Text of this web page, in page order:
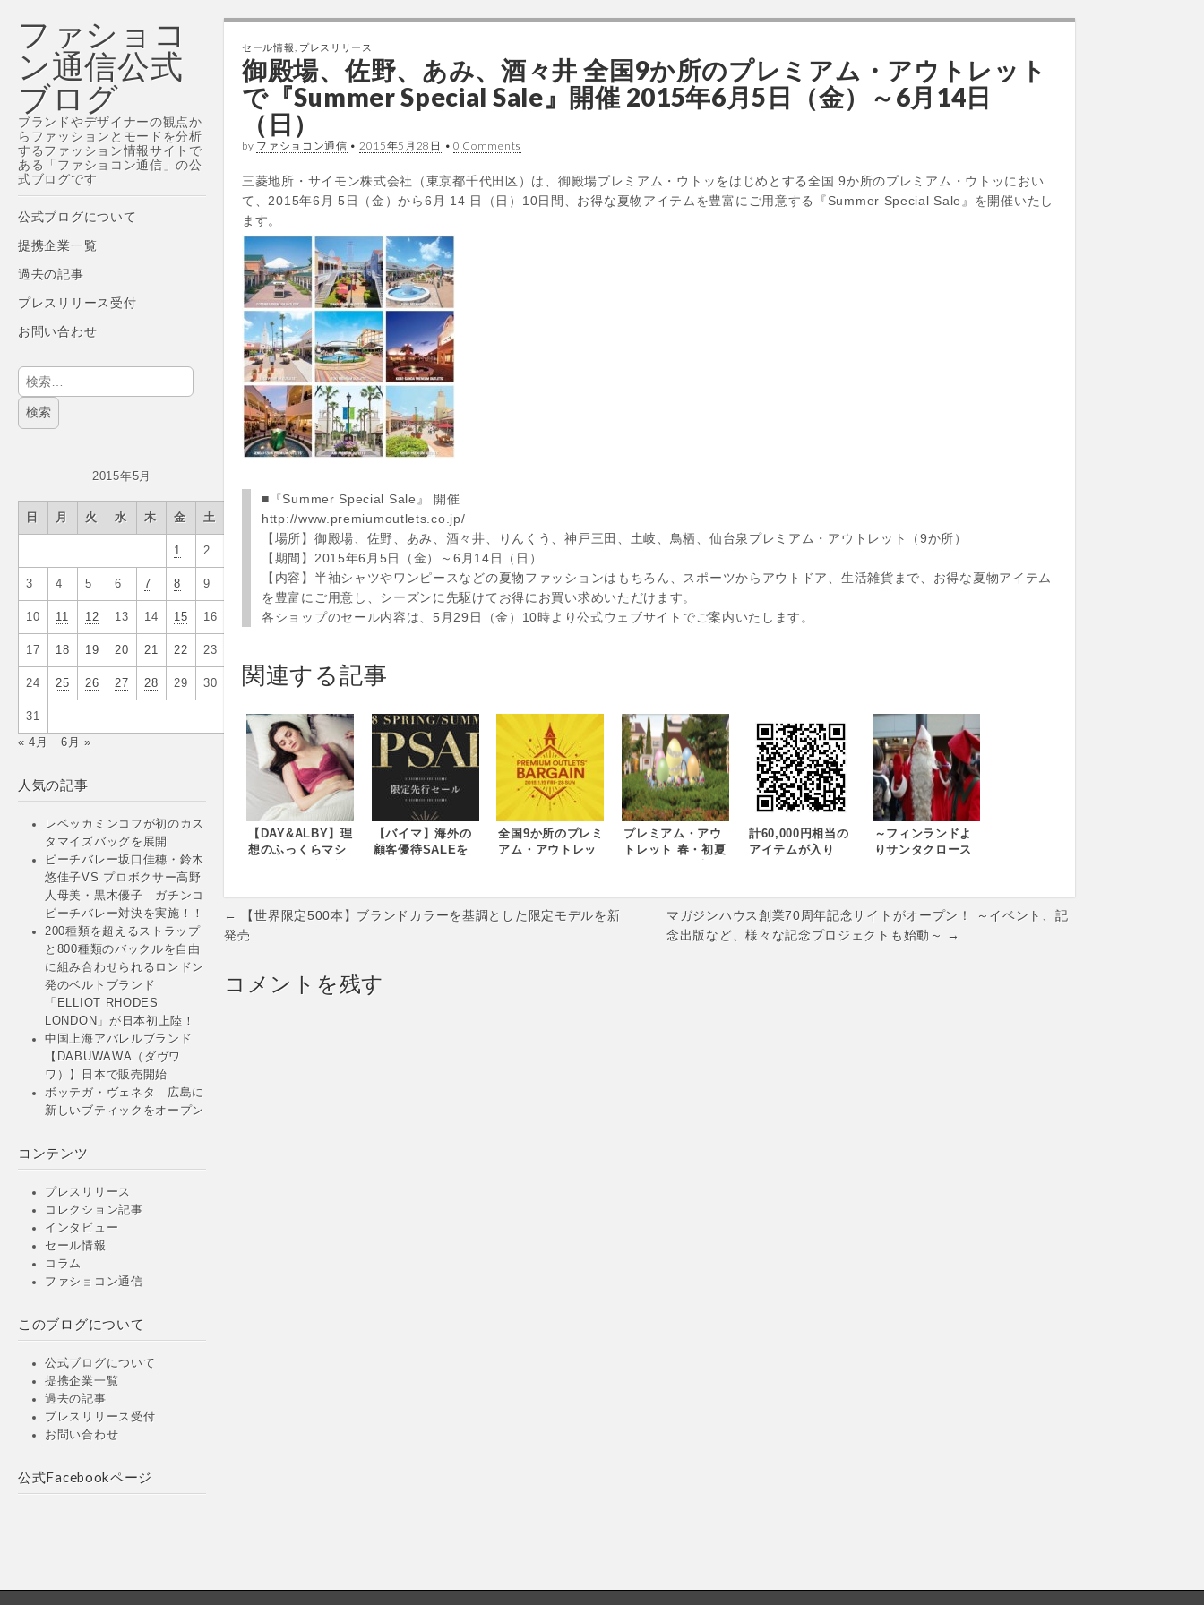
ファショコ
ン通信公式
ブログ
ブランドやデザイナーの観点か
らファッションとモードを分析
するファッション情報サイトで
ある「ファショコン通信」の公
式ブログです
Main
menu
Skip
content
公式ブログについて
提携企業一覧
過去の記事
プレスリリース受付
お問い合わせ
検
索:
2015年5月
日 月 火 水 木 金 土
1 2
3 4 5 6 7 8 9
10 11 12 13 14 15 16
17 18 19 20 21 22 23
24 25 26 27 28 29 30
31
« 4月 6月 »
人気の記事
レベッカミンコフが初のカス
タマイズバッグを展開
ビーチバレー坂口佳穗・鈴木
悠佳子VS プロボクサー高野
人母美・黒木優子 ガチンコ
ビーチバレー対決を実施！！
200種類を超えるストラップ
と800種類のバックルを自由
に組み合わせられるロンドン
発のベルトブランド
「ELLIOT RHODES
LONDON」が日本初上陸！
中国上海アパレルブランド
【DABUWAWA（ダヴワ
ワ）】日本で販売開始
ボッテガ・ヴェネタ 広島に
新しいブティックをオープン
コンテンツ
プレスリリース
コレクション記事
インタビュー
セール情報
コラム
ファショコン通信
このブログについて
公式ブログについて
提携企業一覧
過去の記事
プレスリリース受付
お問い合わせ
公式Facebookページ
セール情報 プレスリリース
御殿場、佐野、あみ、酒々井 全国9か所のプレミアム・アウトレット
で『Summer Special Sale』開催 2015年6月5日（金）～6月14日
（日）
by ファショコン通信 • 2015年5月28日 • 0 Comments
三菱地所・サイモン株式会社（東京都千代田区）は、御殿場プレミアム・ウトッをはじめとする全国 9か所のプレミアム・ウトッにおい
て、2015年6月 5日（金）から6月 14 日（日）10日間、お得な夏物アイテムを豊富にご用意する『Summer Special Sale』を開催いたし
ます。
■『Summer Special Sale』 開催
http://www.premiumoutlets.co.jp/
【場所】御殿場、佐野、あみ、酒々井、りんくう、神戸三田、土岐、鳥栖、仙台泉プレミアム・アウトレット（9か所）
【期間】2015年6月5日（金）～6月14日（日）
【内容】半袖シャツやワンピースなどの夏物ファッションはもちろん、スポーツからアウトドア、生活雑貨まで、お得な夏物アイテム
を豊富にご用意し、シーズンに先駆けてお得にお買い求めいただけます。
各ショップのセール内容は、5月29日（金）10時より公式ウェブサイトでご案内いたします。
関連する記事
【DAY&ALBY】理
想のふっくらマシ
アップブラ」誕
生。脇肉の流れを
ガードしながら、
月14日（木）よ
り、公式WEBサイ
【バイマ】海外の
顧客優待SALEを
催
https://www.buy
全国9か所のプレミ
アム・アウトレッ
度の特別な10日間
「プレミアム・ア
プレミアム・アウ
トレット 春・初夏
『Spring Special
Sale』3月20日
（金）～29日
（日）開催 初めて
計60,000円相当の
アイテムが入り
用意 全国9か所の
プレミアム・アウ
トレット 新年初売
り『ハッピーバッ
～フィンランドよ
りサンタクロース
ム・アウトレット
にて『サンタクロ
ースとの記念撮影
Post
navigation
← 【世界限定500本】ブランドカラーを基調とした限定モデルを新
発売
マガジンハウス創業70周年記念サイトがオープン！ ～イベント、記
念出版など、様々な記念プロジェクトも始動～ →
コメントを残す